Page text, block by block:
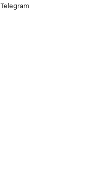
Telegram